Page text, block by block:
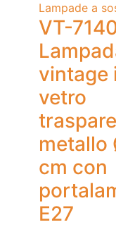
Lampade a
VT-
vintage
vetro
metallo
cm con
E27